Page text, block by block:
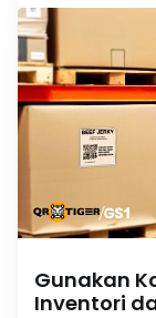
Gunakan
Inventori